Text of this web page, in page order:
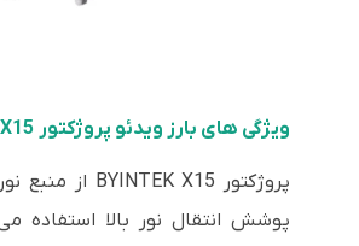
ویژگی های بارز ویدئو پروژکتور BYINTEK X15
پوشش انتقال نور بالا استفاده